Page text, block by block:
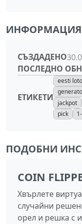
ИНФОРМАЦИЯ
СЪЗДАДЕНО
ПОСЛЕДНО
ЕТИКЕТИ
eesti loto
jackpot
pick
ПОДОБНИ
COIN
Хвърлете
случайни
орел и решка с